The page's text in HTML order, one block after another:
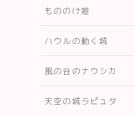
もののけ姫
ハウルの動く城
風の谷のナウシカ
天空の城ラピュタ